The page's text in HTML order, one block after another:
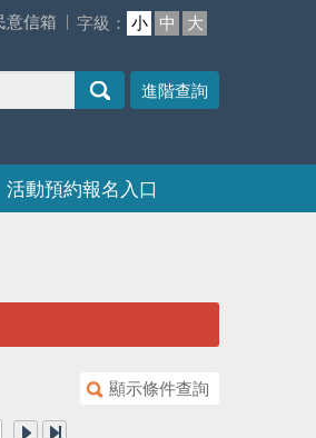
意信箱 字級： 小 中 大
進階查詢
活動預約報名入口
顯示條件查詢